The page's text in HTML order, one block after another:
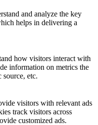
and analyze the key
helps in delivering a
how visitors interact with
information on metrics the
etc.
visitors with relevant ads
track visitors across
customized ads.